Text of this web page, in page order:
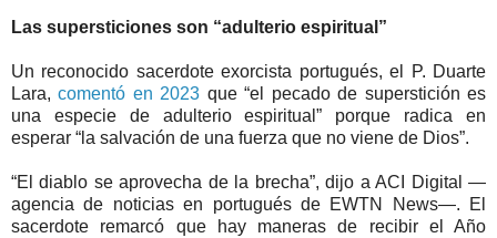
Las supersticiones son “adulterio espiritual”
Un reconocido sacerdote exorcista portugués, el P. Duarte
Lara,comentó en 2023 que “el pecado de superstición es
una especie de adulterio espiritual” porque radica en
esperar “la salvación de una fuerza que no viene de Dios”.
“El diablo se aprovecha de la brecha”, dijo a ACI Digital —
agencia de noticias en portugués de EWTN News—. El
sacerdote remarcó que hay maneras de recibir el Año